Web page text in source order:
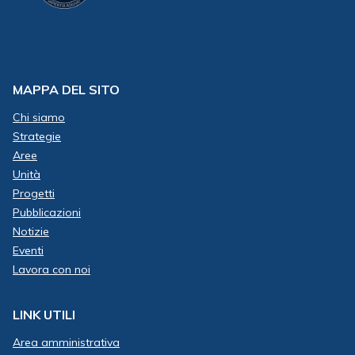
MAPPA DEL SITO
Chi siamo
Strategie
Aree
Unità
Progetti
Pubblicazioni
Notizie
Eventi
Lavora con noi
LINK UTILI
Area amministrativa